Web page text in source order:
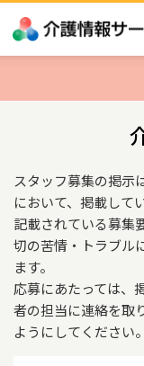
スタッフ募集の掲示
において、掲載して
記載されている募集
切の苦情・トラブル
ます。
応募にあたっては、
者の担当に連絡を取
ようにしてください。